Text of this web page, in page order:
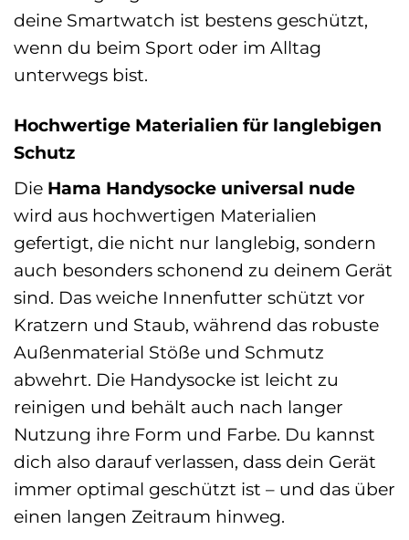
deine Smartwatch ist bestens geschützt,
wenn du beim Sport oder im Alltag
unterwegs bist.
Hochwertige Materialien für langlebigen
Schutz
Die Hama Handysocke universal nude
wird aus hochwertigen Materialien
gefertigt, die nicht nur langlebig, sondern
auch besonders schonend zu deinem Gerät
sind. Das weiche Innenfutter schützt vor
Kratzern und Staub, während das robuste
Außenmaterial Stöße und Schmutz
abwehrt. Die Handysocke ist leicht zu
reinigen und behält auch nach langer
Nutzung ihre Form und Farbe. Du kannst
dich also darauf verlassen, dass dein Gerät
immer optimal geschützt ist – und das über
einen langen Zeitraum hinweg.